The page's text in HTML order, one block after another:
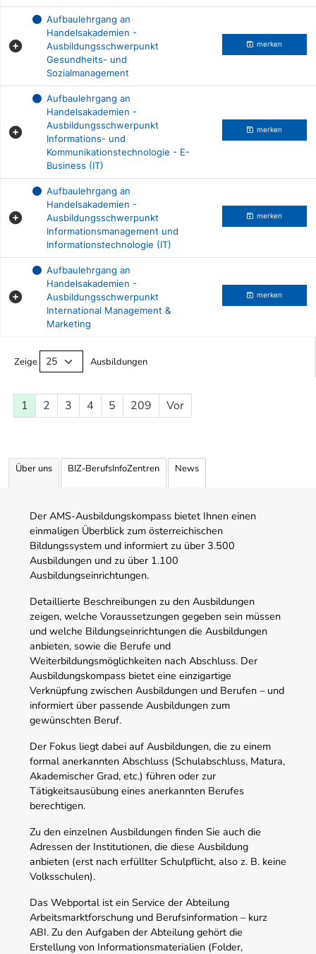
Aufbaulehrgang an
Handelsakademien -
Ausbildungsschwerpunkt
Gesundheits- und
Sozialmanagement
merken
Aufbaulehrgang an
Handelsakademien -
Ausbildungsschwerpunkt
Informations- und
Kommunikationstechnologie - E-
Business (IT)
merken
Aufbaulehrgang an
Handelsakademien -
Ausbildungsschwerpunkt
Informationsmanagement und
Informationstechnologie (IT)
merken
Aufbaulehrgang an
Handelsakademien -
Ausbildungsschwerpunkt
International Management &
Marketing
merken
Zeige Ausbildungen
1 2 3 4 5 209 Vor
Über uns BIZ-BerufsInfoZentren News
Der AMS-Ausbildungskompass bietet Ihnen einen
einmaligen Überblick zum österreichischen
Bildungssystem und informiert zu über 3.500
Ausbildungen und zu über 1.100
Ausbildungseinrichtungen.
Detaillierte Beschreibungen zu den Ausbildungen
zeigen, welche Voraussetzungen gegeben sein müssen
und welche Bildungseinrichtungen die Ausbildungen
anbieten, sowie die Berufe und
Weiterbildungsmöglichkeiten nach Abschluss. Der
Ausbildungskompass bietet eine einzigartige
Verknüpfung zwischen Ausbildungen und Berufen – und
informiert über passende Ausbildungen zum
gewünschten Beruf.
Der Fokus liegt dabei auf Ausbildungen, die zu einem
formal anerkannten Abschluss (Schulabschluss, Matura,
Akademischer Grad, etc.) führen oder zur
Tätigkeitsausübung eines anerkannten Berufes
berechtigen.
Zu den einzelnen Ausbildungen finden Sie auch die
Adressen der Institutionen, die diese Ausbildung
anbieten (erst nach erfüllter Schulpflicht, also z. B. keine
Volksschulen).
Das Webportal ist ein Service der Abteilung
Arbeitsmarktforschung und Berufsinformation – kurz
ABI. Zu den Aufgaben der Abteilung gehört die
Erstellung von Informationsmaterialien (Folder,